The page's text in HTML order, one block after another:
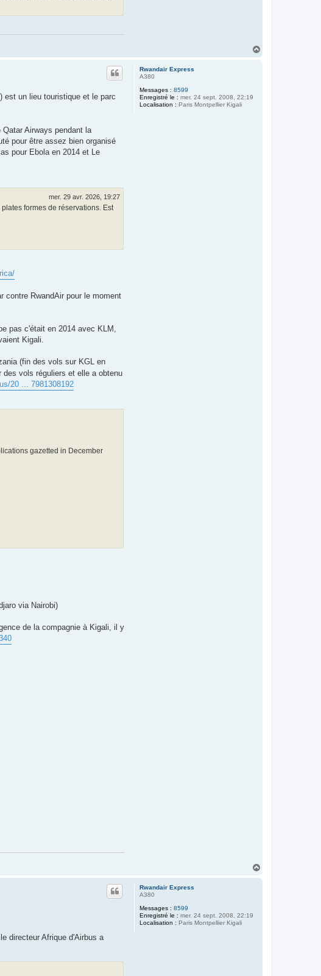
Rwandair Express
A380
Messages : 8599
Enregistré le : mer. 24 sept. 2008, 22:19
Localisation : Paris Montpellier Kigali
est un lieu touristique et le parc
Airways pendant la
pour être assez bien organisé
pour Ebola en 2014 et Le
mer. 29 avr. 2026, 19:27
formes de réservations. Est
contre RwandAir pour le moment
pas c'était en 2014 avec KLM,
Kigali.
(fin des vols sur KGL en
des vols réguliers et elle a obtenu
20 ... 7981308192
gazetted in December
via Nairobi)
de la compagnie à Kigali, il y
Rwandair Express
A380
Messages : 8599
Enregistré le : mer. 24 sept. 2008, 22:19
Localisation : Paris Montpellier Kigali
directeur Afrique d'Airbus a